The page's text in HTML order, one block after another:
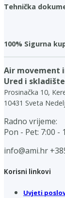
Tehnička
100% Sigurna
Air movement
Ured i
Prosinačka 10,
10431 Sveta
Radno vrijeme:
Pon - Pet: 7:00 -
info@ami.hr
Korisni linkovi
Uvjeti